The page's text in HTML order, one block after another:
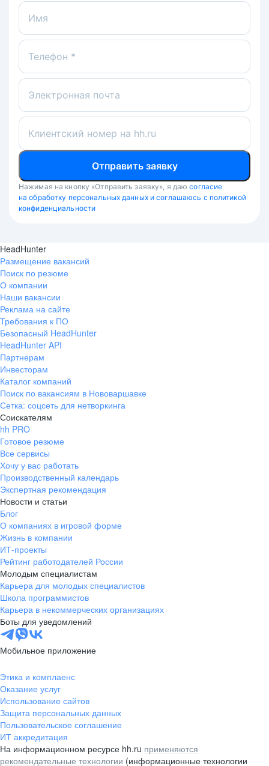
Имя
Телефон *
Электронная почта
Клиентский номер на hh.ru
Отправить заявку
Нажимая на кнопку «Отправить заявку», я даю согласие
на обработку персональных данных и соглашаюсь с политикой
конфиденциальности
HeadHunter
Размещение вакансий
Поиск по резюме
О компании
Наши вакансии
Реклама на сайте
Требования к ПО
Безопасный HeadHunter
HeadHunter API
Партнерам
Инвесторам
Каталог компаний
Поиск по вакансиям в Нововаршавке
Сетка: соцсеть для нетворкинга
Соискателям
hh PRO
Готовое резюме
Все сервисы
Хочу у вас работать
Производственный календарь
Экспертная рекомендация
Новости и статьи
Блог
О компаниях в игровой форме
Жизнь в компании
ИТ-проекты
Рейтинг работодателей России
Молодым специалистам
Карьера для молодых специалистов
Школа программистов
Карьера в некоммерческих организациях
Боты для уведомлений
Мобильное приложение
Этика и комплаенс
Оказание услуг
Использование сайтов
Защита персональных данных
Пользовательское соглашение
ИТ аккредитация
На информационном ресурсе hh.ru применяются
рекомендательные технологии (информационные технологии